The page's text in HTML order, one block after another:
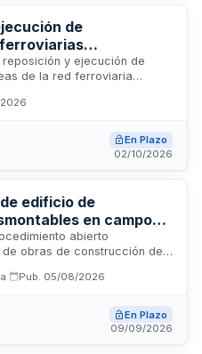
alzado conforme al
establecidas en la
de
de Adif Subdirección
y ejecución de
de la red ferroviaria
en el ámbito de la
en las líneas 400, 406,
requiriendo coordinación
y colaboración
infraestructura ferroviaria.
En Plazo
02/10/2026
edificio de
en campo
de Calahorra
abierto
obras de construcción de
y gradas desmontables en
pistas municipales de
de la comprobación,
de la obra, mientras
Pub. 05/08/2026
En Plazo
09/09/2026